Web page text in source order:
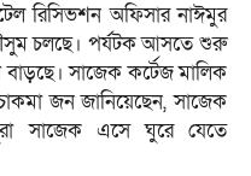
রিসিভশন অফিসার নাঈমুর
চলছে। পর্যটক আসতে শুরু
বাড়ছে। সাজেক কর্টেজ মালিক
জন জানিয়েছেন, সাজেক
সাজেক এসে ঘুরে যেতে